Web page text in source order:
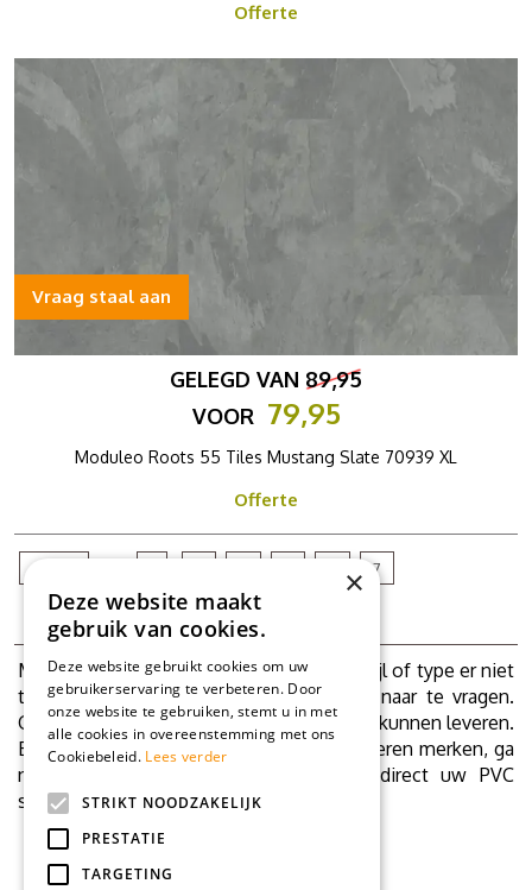
Offerte
GELEGD VAN 89,95
VOOR 79,95
Moduleo Roots 55 Tiles Mustang Slate 70939 XL
Offerte
Vraag staal aan
7
8
Mocht onverhoopt uw PVC vloer, kleur, stijl of type er niet
tussen zitten, schroom dan niet ons er naar te vragen.
Grote kans dat we ook uw favoriete vloer kunnen leveren.
Bekijk ook onze site met andere PVC vloeren merken, ga
naar
. En bestel direct uw PVC
stalen.
×
Deze website maakt
gebruik van cookies.
Deze website gebruikt cookies om uw
gebruikerservaring te verbeteren. Door
onze website te gebruiken, stemt u in met
alle cookies in overeenstemming met ons
Cookiebeleid. Lees verder
STRIKT NOODZAKELIJK
PRESTATIE
TARGETING